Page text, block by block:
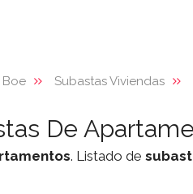
Boe Subastas Viviendas
De
. Listado de